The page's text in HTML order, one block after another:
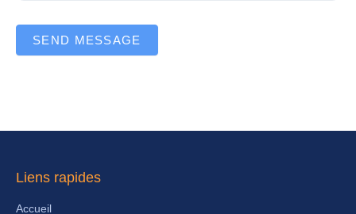
SEND MESSAGE
Liens rapides
Accueil